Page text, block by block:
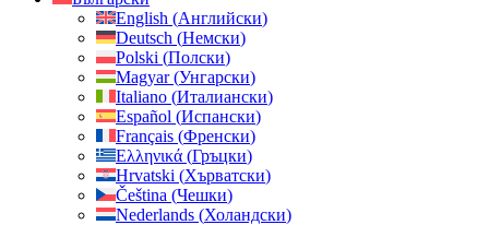
English (Английски)
Deutsch (Немски)
Polski (Полски)
Magyar(Унгарски)
Italiano (Италиански)
Español (Испански)
Français (Френски)
Ελληνικά (Гръцки)
Hrvatski (Хърватски)
Čeština (Чешки)
Nederlands (Холандски)